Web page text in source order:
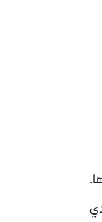
45 كم منها.